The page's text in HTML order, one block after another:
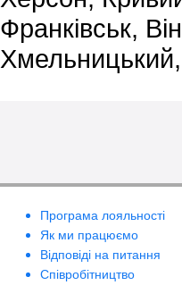
Франківськ,
Програма лояльності
Як ми працюємо
Відповіді на питання
Співробітництво